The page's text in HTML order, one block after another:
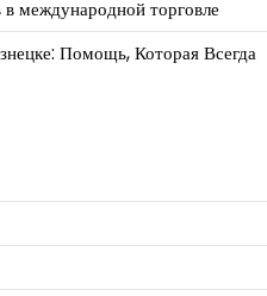
международной торговле
Помощь, Которая Всегда